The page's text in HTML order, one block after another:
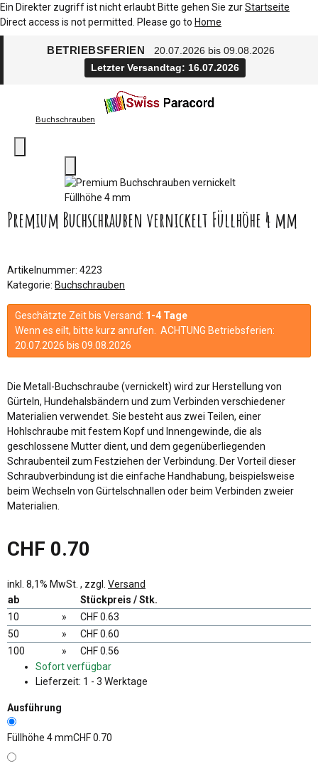
Ein Direkter zugriff ist nicht erlaubt Bitte gehen Sie zurStartseite
Direct access is not permitted. Please go to Home
BETRIEBSFERIEN
20.07.2026 bis 09.08.2026
Letzter Versandtag: 16.07.2026
Buchschrauben
Premium Buchschrauben vernickelt Füllhöhe 4 mm
Artikelnummer: 4223
Kategorie: Buchschrauben
Geschätzte Zeit bis Versand: 1-4 Tage
Wenn es eilt, bitte kurz anrufen. ACHTUNG Betriebsferien:
20.07.2026 bis 09.08.2026
Die Metall-Buchschraube (vernickelt) wird zur Herstellung von
Gürteln, Hundehalsbändern und zum Verbinden verschiedener
Materialien verwendet. Sie besteht aus zwei Teilen, einer
Hohlschraube mit festem Kopf und Innengewinde, die als
geschlossene Mutter dient, und dem gegenüberliegenden
Schraubenteil zum Festziehen der Verbindung. Der Vorteil dieser
Schraubverbindung ist die einfache Handhabung, beispielsweise
beim Wechseln von Gürtelschnallen oder beim Verbinden zweier
Materialien.
CHF 0.70
inkl. 8,1% MwSt. , zzgl. Versand
ab
Stückpreis / Stk.
10
»
CHF 0.63
50
»
CHF 0.60
100
»
CHF 0.56
Sofort verfügbar
Lieferzeit: 1 - 3 Werktage
Ausführung
Füllhöhe 4 mmCHF 0.70